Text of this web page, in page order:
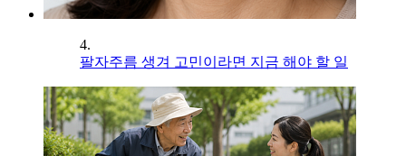
4.
팔자주름 생겨 고민이라면 지금 해야 할 일